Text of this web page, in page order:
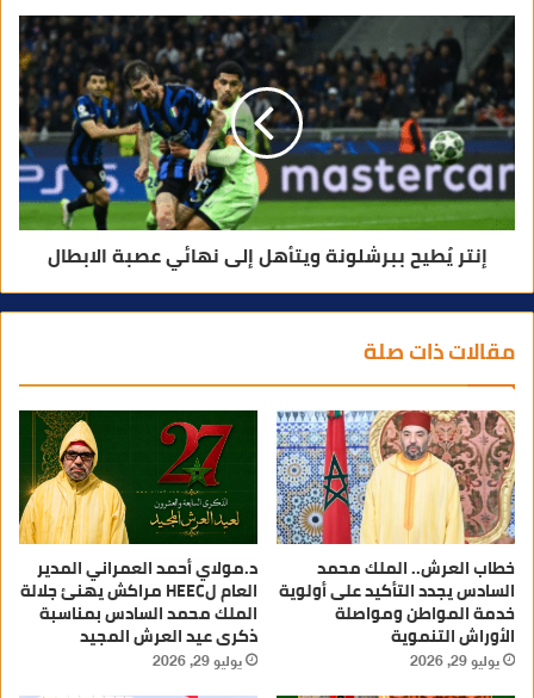
إنتر يُطيح ببرشلونة ويتأهل إلى نهائي عصبة الابطال
مقالات ذات صلة
خطاب العرش.. الملك محمد
السادس يجدد التأكيد على أولوية
خدمة المواطن ومواصلة
الأوراش التنموية
يوليو 29, 2026
د.مولاي أحمد العمراني المدير
العام لHEEC مراكش يهنئ جلالة
الملك محمد السادس بمناسبة
ذكرى عيد العرش المجيد
يوليو 29, 2026